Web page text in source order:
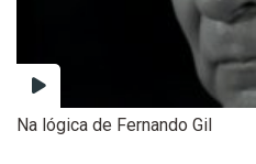
Na lógica de Fernando Gil